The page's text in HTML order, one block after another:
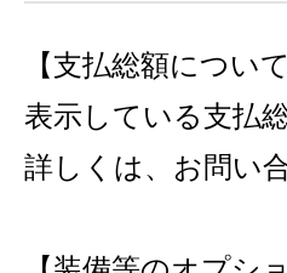
【支払総額について
表示している支払
詳しくは、お問い